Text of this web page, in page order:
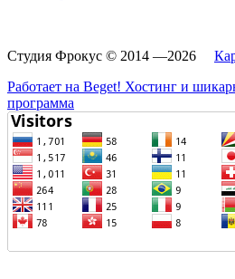
Студия Фрокус © 2014 —2026
Работает на Beget! Хостинг и
программа